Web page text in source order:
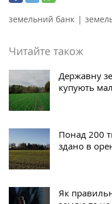
земельний банк |
Читайте також
Державну
купують
Понад 200
здано в
Як